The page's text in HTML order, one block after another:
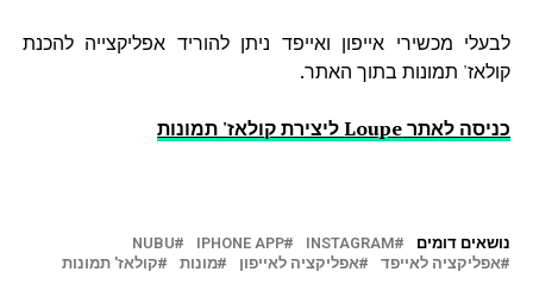
לבעלי מכשירי אייפון ואייפד ניתן להוריד אפליקצייה להכנת
קולאז' תמונות בתוך האתר.
כניסה לאתר Loupe ליצירת קולאז' תמונות
נושאים דומים INSTAGRAM
IPHONE APP
NUBU
אפליקציה לאייפד
אפליקציה לאייפון מונות קולאז' תמונות